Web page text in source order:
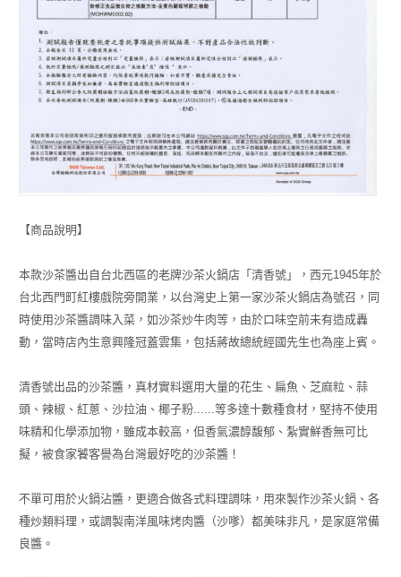
【商品說明】
本款沙茶醬出自台北西區的老牌沙茶火鍋店「清香號」，西元1945年於
台北西門町紅樓戲院旁開業，以台灣史上第一家沙茶火鍋店為號召，同
時使用沙茶醬調味入菜，如沙茶炒牛肉等，由於口味空前未有造成轟
動，當時店內生意興隆冠蓋雲集，包括蔣故總統經國先生也為座上賓。
清香號出品的沙茶醬，真材實料選用大量的花生、扁魚、芝麻粒、蒜
頭、辣椒、紅蔥、沙拉油、椰子粉......等多達十數種食材，堅持不使用
味精和化學添加物，雖成本較高，但香氣濃醇馥郁、紮實鮮香無可比
擬，被食家饕客譽為台灣最好吃的沙茶醬！
不單可用於火鍋沾醬，更適合做各式料理調味，用來製作沙茶火鍋、各
種炒類料理，或調製南洋風味烤肉醬（沙嗲）都美味非凡，是家庭常備
良醬。